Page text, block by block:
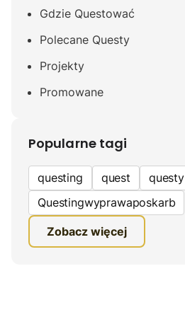
Gdzie Questować
Polecane Questy
Projekty
Promowane
Popularne tagi
questing quest questy
Questingwyprawaposkarb
edukacyjna gra terenowa
fundacja questingu
Zobacz więcej